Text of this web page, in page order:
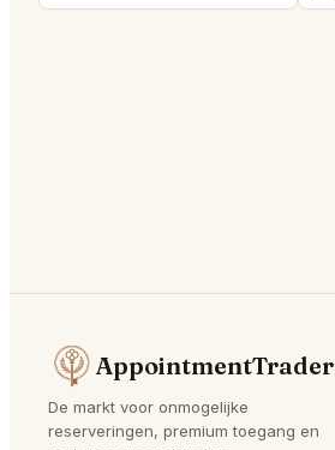
AppointmentTrader
De markt voor onmogelijke
reserveringen, premium toegang en